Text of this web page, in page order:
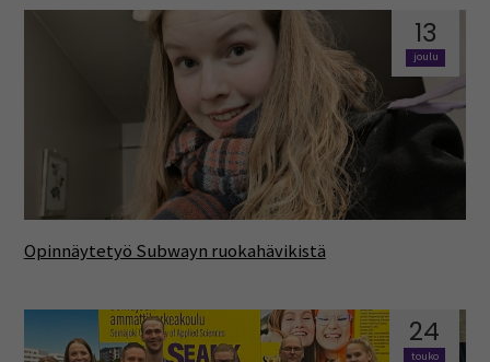
13
joulu
Opinnäytetyö Subwayn ruokahävikistä
24
touko